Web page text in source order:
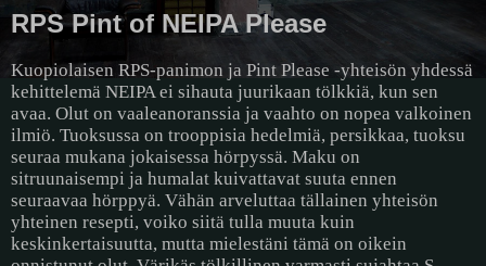
RPS Pint of NEIPA Please
Kuopiolaisen RPS-panimon ja Pint Please -yhteisön yhdessä
kehittelemä NEIPA ei sihauta juurikaan tölkkiä, kun sen
avaa. Olut on vaaleanoranssia ja vaahto on nopea valkoinen
ilmiö. Tuoksussa on trooppisia hedelmiä, persikkaa, tuoksu
seuraa mukana jokaisessa hörpyssä. Maku on
sitruunaisempi ja humalat kuivattavat suuta ennen
seuraavaa hörppyä. Vähän arveluttaa tällainen yhteisön
yhteinen resepti, voiko siitä tulla muuta kuin
keskinkertaisuutta, mutta mielestäni tämä on oikein